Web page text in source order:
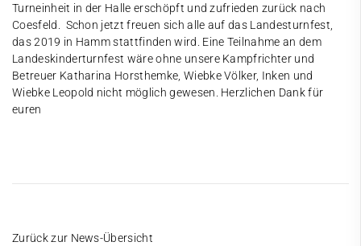
Turneinheit in der Halle erschöpft und zufrieden zurück nach
Coesfeld. Schon jetzt freuen sich alle auf das Landesturnfest,
das 2019 in Hamm stattfinden wird. Eine Teilnahme an dem
Landeskinderturnfest wäre ohne unsere Kampfrichter und
Betreuer Katharina Horsthemke, Wiebke Völker, Inken und
Wiebke Leopold nicht möglich gewesen. Herzlichen Dank für
euren
Zurück zur News-Übersicht